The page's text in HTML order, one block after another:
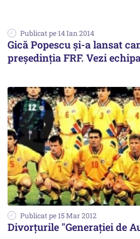
Publicat pe 14 Ian 2014
Gică Popescu și-a lansat
președinția FRF. Vezi
Publicat pe 15 Mar 2012
Divorţurile "Generaţiei de